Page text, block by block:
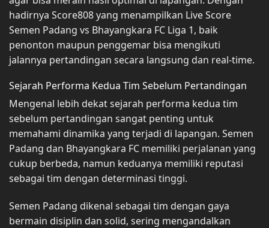
hadirnya Score808 yang menampilkan Live Score
Semen Padang vs Bhayangkara FC Liga 1, baik
penonton maupun penggemar bisa mengikuti
jalannya pertandingan secara langsung dan real-time.
Sejarah Performa Kedua Tim Sebelum Pertandingan
Mengenal lebih dekat sejarah performa kedua tim
sebelum pertandingan sangat penting untuk
memahami dinamika yang terjadi di lapangan. Semen
Padang dan Bhayangkara FC memiliki perjalanan yang
cukup berbeda, namun keduanya memiliki reputasi
sebagai tim dengan determinasi tinggi.
Semen Padang dikenal sebagai tim dengan gaya
bermain disiplin dan solid, sering mengandalkan